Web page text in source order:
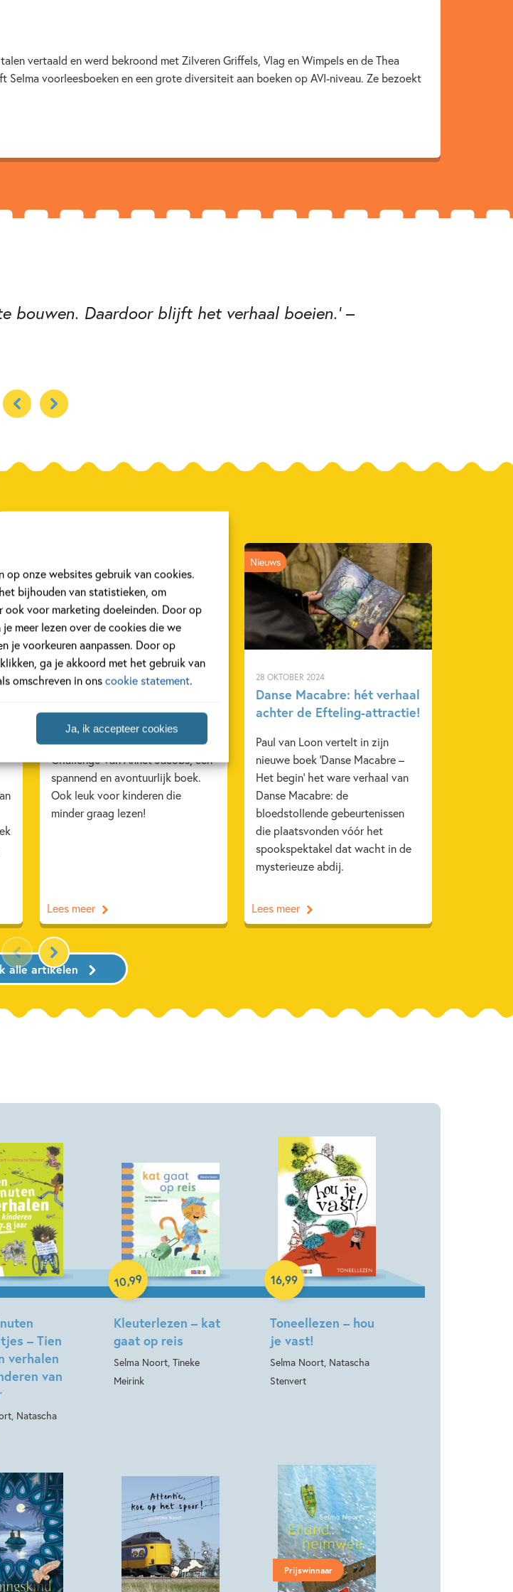
op onze websites gebruik van cookies.
bijhouden van statistieken, om
ook voor marketing doeleinden. Door op
je meer lezen over de cookies die we
je voorkeuren aanpassen. Door op
klikken, ga je akkoord met het gebruik van
omschreven in onscookie statement.
Ja, ik accepteer cookies
vertaald en werd bekroond met Zilveren Griffels, Vlag en Wimpels en de Thea
Selma voorleesboeken en een grote diversiteit aan boeken op AVI-niveau. Ze bezoekt
bouwen. Daardoor blijft het verhaal boeien.' –
11 FEBRUARI 2025
Puzzel Challenge’
Ons Kinderpanel las 'De Puzzel
Challenge' van Annet Jacobs, een
spannend en avontuurlijk boek.
Ook leuk voor kinderen die
minder graag lezen!
Lees meer
28 OKTOBER 2024
Danse Macabre: hét verhaal
achter de Efteling-attractie!
Paul van Loon vertelt in zijn
nieuwe boek ‘Danse Macabre –
Het begin’ het ware verhaal van
Danse Macabre: de
bloedstollende gebeurtenissen
die plaatsvonden vóór het
spookspektakel dat wacht in de
mysterieuze abdij.
Nieuws
Lees meer
alle artikelen
– Tien
verhalen
van
Natascha
Kleuterlezen – kat
gaat op reis
Selma Noort, Tineke
Meirink
10,99
Hardcover
Toneellezen – hou
je vast!
Selma Noort, Natascha
Stenvert
16,99
Hardcover
Prijswinnaar
Hardcover